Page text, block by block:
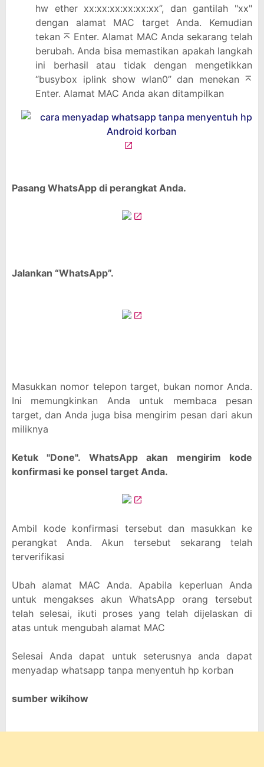
hw ether xx:xx:xx:xx:xx:xx”, dan gantilah "xx"
dengan alamat MAC target Anda. Kemudian
tekan ⌅ Enter. Alamat MAC Anda sekarang telah
berubah. Anda bisa memastikan apakah langkah
ini berhasil atau tidak dengan mengetikkan
“busybox iplink show wlan0” dan menekan ⌅
Enter. Alamat MAC Anda akan ditampilkan
Pasang WhatsApp di perangkat Anda.
Jalankan “WhatsApp”.
Masukkan nomor telepon target, bukan nomor Anda.
Ini memungkinkan Anda untuk membaca pesan
target, dan Anda juga bisa mengirim pesan dari akun
miliknya
Ketuk "Done". WhatsApp akan mengirim kode
konfirmasi ke ponsel target Anda.
Ambil kode konfirmasi tersebut dan masukkan ke
perangkat Anda. Akun tersebut sekarang telah
terverifikasi
Ubah alamat MAC Anda. Apabila keperluan Anda
untuk mengakses akun WhatsApp orang tersebut
telah selesai, ikuti proses yang telah dijelaskan di
atas untuk mengubah alamat MAC
Selesai Anda dapat untuk seterusnya anda dapat
menyadap whatsapp tanpa menyentuh hp korban
sumber wikihow